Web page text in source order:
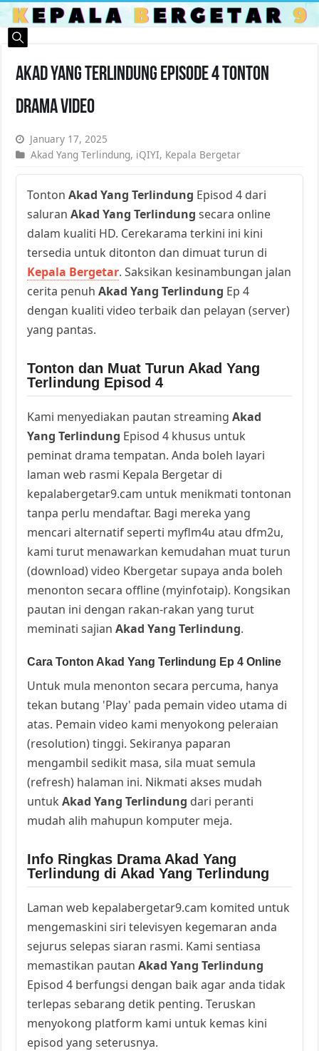
Akad Yang Terlindung Episode 4 Tonton
Drama Video
January 17, 2025
Akad Yang Terlindung, iQIYI, Kepala Bergetar
TontonAkad Yang Terlindung Episod 4 dari
saluranAkad Yang Terlindung secara online
dalam kualiti HD. Cerekarama terkini ini kini
tersedia untuk ditonton dan dimuat turun di
Kepala Bergetar. Saksikan kesinambungan jalan
cerita penuhAkad Yang Terlindung Ep 4
dengan kualiti video terbaik dan pelayan (server)
yang pantas.
Tonton dan Muat Turun Akad Yang
Terlindung Episod 4
Kami menyediakan pautan streamingAkad
Yang Terlindung Episod 4 khusus untuk
peminat drama tempatan. Anda boleh layari
laman web rasmi Kepala Bergetar di
kepalabergetar9.cam untuk menikmati tontonan
tanpa perlu mendaftar. Bagi mereka yang
mencari alternatif seperti myflm4u atau dfm2u,
kami turut menawarkan kemudahan muat turun
(download) video Kbergetar supaya anda boleh
menonton secara offline (myinfotaip). Kongsikan
pautan ini dengan rakan-rakan yang turut
meminati sajianAkad Yang Terlindung.
Cara Tonton Akad Yang Terlindung Ep 4 Online
Untuk mula menonton secara percuma, hanya
tekan butang 'Play' pada pemain video utama di
atas. Pemain video kami menyokong peleraian
(resolution) tinggi. Sekiranya paparan
mengambil sedikit masa, sila muat semula
(refresh) halaman ini. Nikmati akses mudah
untukAkad Yang Terlindung dari peranti
mudah alih mahupun komputer meja.
Info Ringkas Drama Akad Yang
Terlindung di Akad Yang Terlindung
Laman web kepalabergetar9.cam komited untuk
mengemaskini siri televisyen kegemaran anda
sejurus selepas siaran rasmi. Kami sentiasa
memastikan pautanAkad Yang Terlindung
Episod 4 berfungsi dengan baik agar anda tidak
terlepas sebarang detik penting. Teruskan
menyokong platform kami untuk kemas kini
episod yang seterusnya.